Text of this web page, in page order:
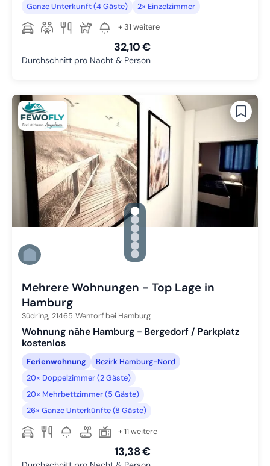
Ganze Unterkunft (4 Gäste)
2× Einzelzimmer
+ 31 weitere
32,10 €
Durchschnitt pro Nacht & Person
gallery.slide_selector
Zu Slide 1 wechseln
Zu Slide 2 wechseln
Zu Slide 3 wechseln
Zu Slide 4 wechseln
Zu Slide 5 wechseln
Zu Slide 6 wechseln
Mehrere Wohnungen - Top Lage in
Hamburg
Südring, 21465 Wentorf bei Hamburg
Wohnung nähe Hamburg - Bergedorf / Parkplatz
kostenlos
Ferienwohnung
Bezirk Hamburg-Nord
20× Doppelzimmer (2 Gäste)
20× Mehrbettzimmer (5 Gäste)
26× Ganze Unterkünfte (8 Gäste)
+ 11 weitere
13,38 €